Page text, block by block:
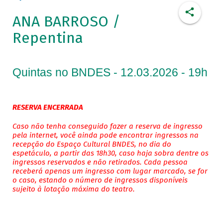
ANA BARROSO /
Repentina
Quintas no BNDES - 12.03.2026 - 19h
RESERVA ENCERRADA
Caso não tenha conseguido fazer a reserva de ingresso
pela internet, você ainda pode encontrar ingressos na
recepção do Espaço Cultural BNDES, no dia do
espetáculo, a partir das 18h30, caso haja sobra dentre os
ingressos reservados e não retirados. Cada pessoa
receberá apenas um ingresso com lugar marcado, se for
o caso, estando o número de ingressos disponíveis
sujeito à lotação máxima do teatro.